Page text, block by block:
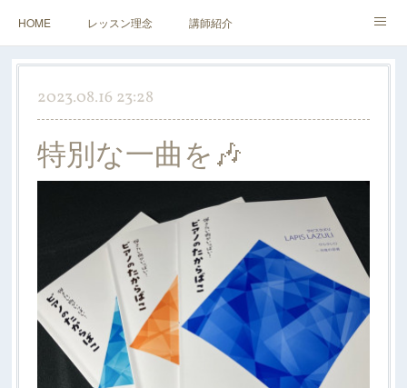
HOME レッスン理念 講師紹介
レッスンについて アクセス&お問い合わせ
2023.08.16 23:28
特別な一曲を🎶